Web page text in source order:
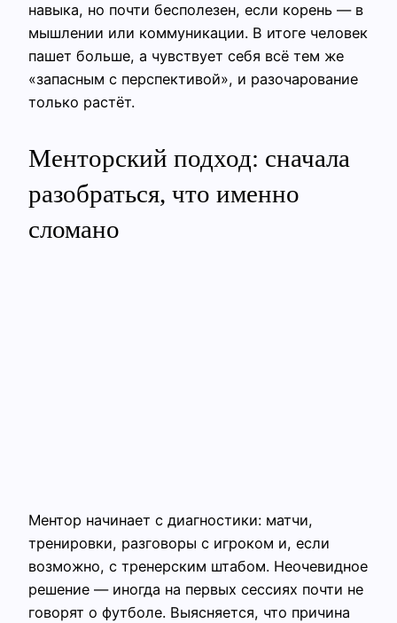
навыка, но почти бесполезен, если корень — в
мышлении или коммуникации. В итоге человек
пашет больше, а чувствует себя всё тем же
«запасным с перспективой», и разочарование
только растёт.
Менторский подход: сначала
разобраться, что именно
сломано
Ментор начинает с диагностики: матчи,
тренировки, разговоры с игроком и, если
возможно, с тренерским штабом. Неочевидное
решение — иногда на первых сессиях почти не
говорят о футболе. Выясняется, что причина